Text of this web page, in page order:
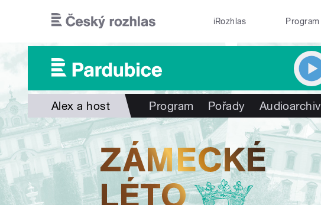
iRozhlas Program
Alex a host Program Pořady Audioarchiv